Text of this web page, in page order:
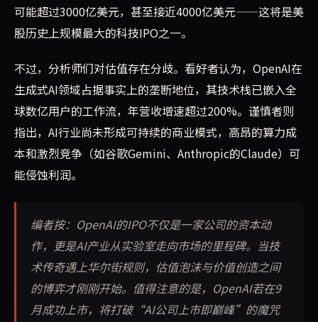
可能超过3000亿美元，甚至接近4000亿美元——这将是美
股历史上规模最大的科技IPO之一。
不过，分析师们对估值存在分歧。看好者认为，OpenAI在
生成式AI领域占据事实上的垄断地位，其技术栈已嵌入全
球数亿用户的工作流，年营收增速超过200%。谨慎者则
指出，AI行业尚未形成可持续的商业模式，高昂的算力成
本和激烈竞争（如谷歌Gemini、Anthropic的Claude）可
能侵蚀利润。
编者按：OpenAI的IPO不仅是一家公司的资本动
作，更是AI产业从实验室走向市场的里程碑。当技
术传奇遇上华尔街规则，估值泡沫与价值创造之间
的博弈才刚刚开始。值得注意的是，OpenAI若在9
月成功上市，将打破“AI公司上市即巅峰”的魔咒